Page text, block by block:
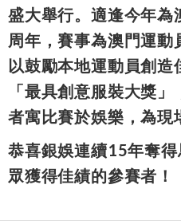
盛大舉行。適逢今年
周年，賽事為澳門運動
以鼓勵本地運動員創
「最具創意服裝大獎
者寓比賽於娛樂，為現
恭喜銀娛連續15年奪
眾獲得佳績的參賽者！